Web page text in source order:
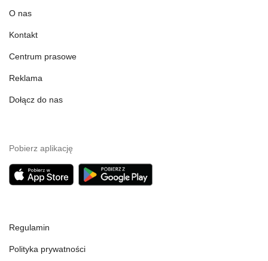
O nas
Kontakt
Centrum prasowe
Reklama
Dołącz do nas
Pobierz aplikację
Regulamin
Polityka prywatności